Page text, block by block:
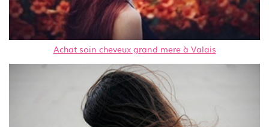
Achat soin cheveux grand mere à Valais